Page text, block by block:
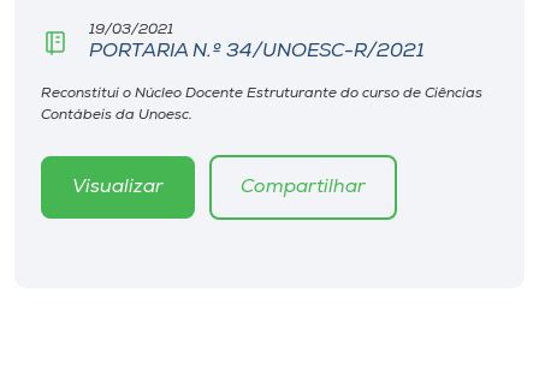
CPA
Biblioteca
Editora
19/03/2021
PORTARIA N.º 34/UNOESC-R/2021
Reconstitui o Núcleo Docente Estruturante do curso de Ciências
Contábeis da Unoesc.
Visualizar Compartilhar